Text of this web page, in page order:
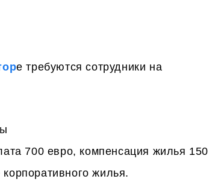
е требуются сотрудники на
700 евро, компенсация жилья 150
жилья.